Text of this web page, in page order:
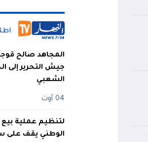
المجاهد صالح
جيش التحرير إلى
الشعبي
04 أوت
لتنظيم عملية بيع
الوطني يقف على